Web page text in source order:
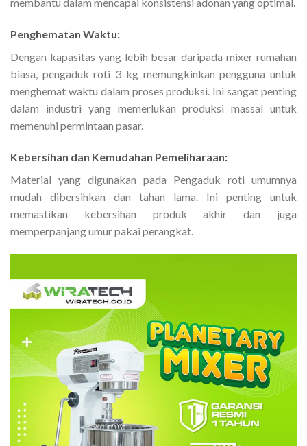
Penghematan Waktu:
Dengan kapasitas yang lebih besar daripada mixer rumahan
biasa, pengaduk roti 3 kg memungkinkan pengguna untuk
menghemat waktu dalam proses produksi. Ini sangat penting
dalam industri yang memerlukan produksi massal untuk
memenuhi permintaan pasar.
Kebersihan dan Kemudahan Pemeliharaan:
Material yang digunakan pada Pengaduk roti umumnya
mudah dibersihkan dan tahan lama. Ini penting untuk
memastikan kebersihan produk akhir dan juga
memperpanjang umur pakai perangkat.